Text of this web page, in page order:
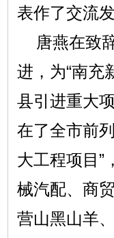
表作了交流发
唐燕在致
进，为“南充
县引进重大
在了全市前
大工程项目”
械汽配、商
营山黑山羊